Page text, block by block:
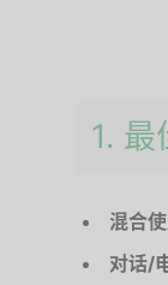
1.
混合使
对话/